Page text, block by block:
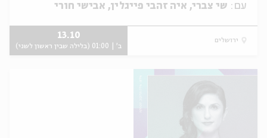
עם: שי צברי, איה זהבי פייגלין, אבישי חורי
ירושלים
13.10
ב' | 01:00 (בלילה שבין ראשון לשני)